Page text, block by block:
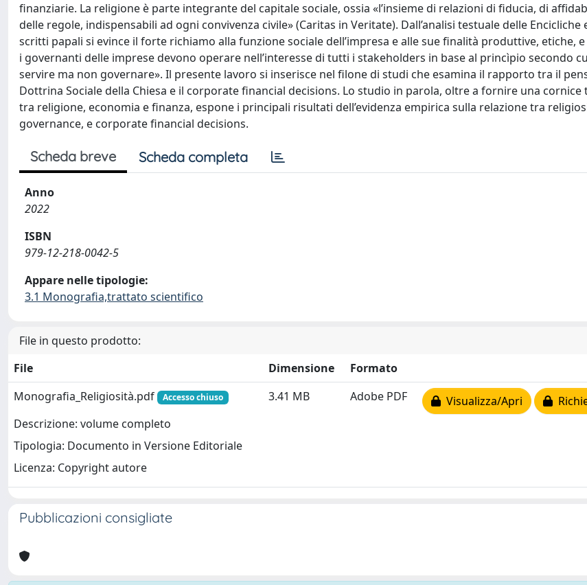
finanziarie. La religione è parte integrante del capitale sociale, ossia «l’insieme di relazioni di fiducia, di
delle regole, indispensabili ad ogni convivenza civile» (Caritas in Veritate). Dall’analisi testuale delle Encicliche
scritti papali si evince il forte richiamo alla funzione sociale dell’impresa e alle sue finalità produttive, etiche,
i governanti delle imprese devono operare nell’interesse di tutti i stakeholders in base al princìpio secondo
servire ma non governare». Il presente lavoro si inserisce nel filone di studi che esamina il rapporto tra il
Dottrina Sociale della Chiesa e il corporate financial decisions. Lo studio in parola, oltre a fornire una cornice
tra religione, economia e finanza, espone i principali risultati dell’evidenza empirica sulla relazione tra
governance, e corporate financial decisions.
Scheda breve Scheda completa
Anno
2022
ISBN
979-12-218-0042-5
Appare nelle tipologie:
3.1 Monografia,trattato scientifico
File in questo prodotto:
File
Dimensione
Formato
Monografia_Religiosità.pdf
Accesso chiuso
Descrizione: volume completo
Tipologia: Documento in Versione Editoriale
Licenza: Copyright autore
3.41 MB Adobe PDF Visualizza/Apri
Pubblicazioni consigliate